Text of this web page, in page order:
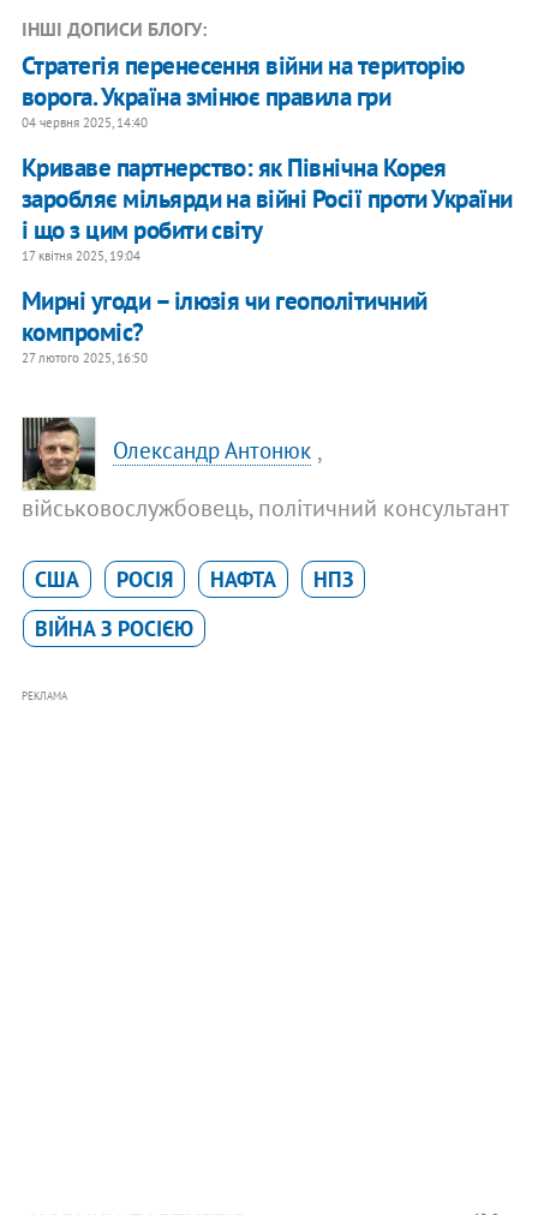
ІНШІ ДОПИСИ БЛОГУ:
Стратегія перенесення війни на територію
ворога. Україна змінює правила гри
04 червня 2025, 14:40
Криваве партнерство: як Північна Корея
заробляє мільярди на війні Росії проти України
і що з цим робити світу
17 квітня 2025, 19:04
Мирні угоди – ілюзія чи геополітичний
компроміс?
27 лютого 2025, 16:50
Олександр Антонюк ,
військовослужбовець, політичний консультант
США РОСІЯ НАФТА
НПЗ
ВІЙНА З РОСІЄЮ
РЕКЛАМА